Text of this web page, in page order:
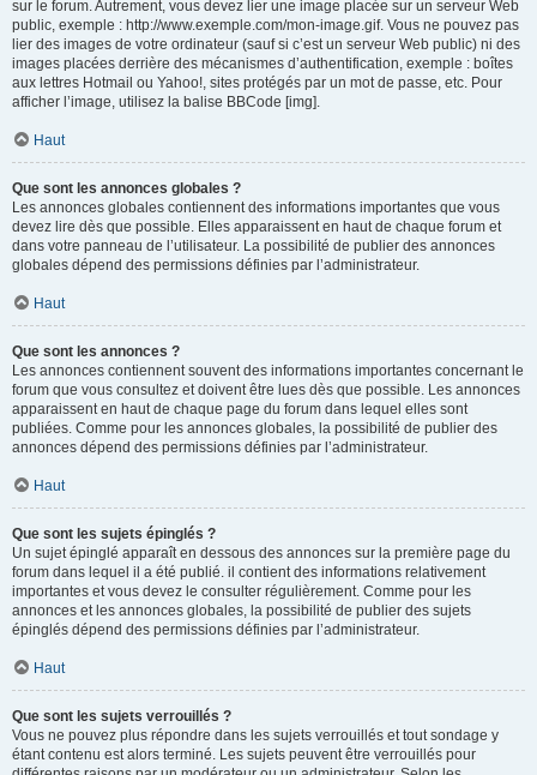
sur le forum. Autrement, vous devez lier une image placée sur un serveur Web
public, exemple : http://www.exemple.com/mon-image.gif. Vous ne pouvez pas
lier des images de votre ordinateur (sauf si c’est un serveur Web public) ni des
images placées derrière des mécanismes d’authentification, exemple : boîtes
aux lettres Hotmail ou Yahoo!, sites protégés par un mot de passe, etc. Pour
afficher l’image, utilisez la balise BBCode [img].
Haut
Que sont les annonces globales ?
Les annonces globales contiennent des informations importantes que vous
devez lire dès que possible. Elles apparaissent en haut de chaque forum et
dans votre panneau de l’utilisateur. La possibilité de publier des annonces
globales dépend des permissions définies par l’administrateur.
Haut
Que sont les annonces ?
Les annonces contiennent souvent des informations importantes concernant le
forum que vous consultez et doivent être lues dès que possible. Les annonces
apparaissent en haut de chaque page du forum dans lequel elles sont
publiées. Comme pour les annonces globales, la possibilité de publier des
annonces dépend des permissions définies par l’administrateur.
Haut
Que sont les sujets épinglés ?
Un sujet épinglé apparaît en dessous des annonces sur la première page du
forum dans lequel il a été publié. il contient des informations relativement
importantes et vous devez le consulter régulièrement. Comme pour les
annonces et les annonces globales, la possibilité de publier des sujets
épinglés dépend des permissions définies par l’administrateur.
Haut
Que sont les sujets verrouillés ?
Vous ne pouvez plus répondre dans les sujets verrouillés et tout sondage y
étant contenu est alors terminé. Les sujets peuvent être verrouillés pour